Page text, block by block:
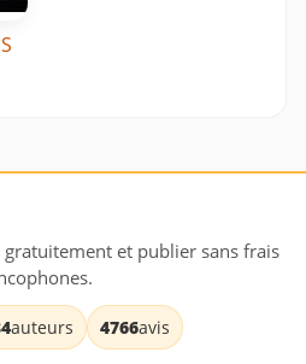
et publier sans frais
auteurs 4766avis